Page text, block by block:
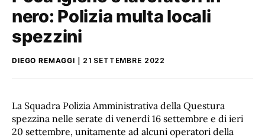
nero: Polizia multa locali
spezzini
DIEGO REMAGGI 21 SETTEMBRE 2022
La Squadra Polizia Amministrativa della Questura
spezzina nelle serate di venerdì 16 settembre e di ieri
20 settembre, unitamente ad alcuni operatori della